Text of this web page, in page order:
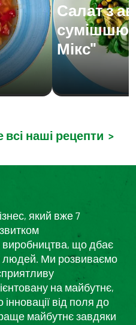
Салат з
сумішшю
Мікс"
всі наші рецепти >
який вже 7
виробництва, що дбає
людей. Ми розвиваємо
на майбутнє,
від поля до
майбутнє завдяки